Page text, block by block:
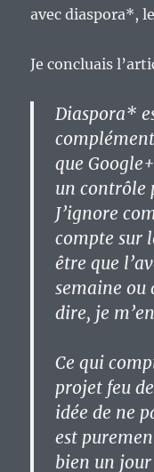
avec diaspora*,
Je concluais
Diaspora*
que
un contrôle
J’ignore
compte sur
être que
semaine ou
dire, je
Ce qui
projet feu
idée de ne
est
bien un